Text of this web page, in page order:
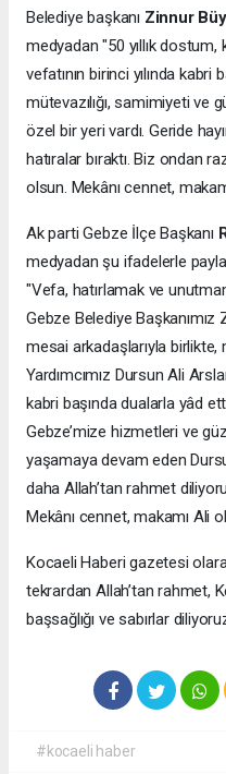
Belediye başkanı Zinnur
medyadan "50 yıllık dostum,
vefatının birinci yılında kabri
mütevazılığı, samimiyeti ve
özel bir yeri vardı. Geride
hatıralar bıraktı. Biz ondan
olsun. Mekânı cennet,
Ak parti Gebze İlçe Başkanı
medyadan şu ifadelerle
"Vefa, hatırlamak ve
Gebze Belediye Başkanımız
mesai arkadaşlarıyla
Yardımcımız Dursun Ali
kabri başında dualarla yâd
Gebze’mize hizmetleri ve
yaşamaya devam eden
daha Allah’tan rahmet
Mekânı cennet, makamı Ali
Kocaeli Haberi gazetesi
tekrardan Allah’tan rahmet,
başsağlığı ve sabırlar
#kocaeli haber